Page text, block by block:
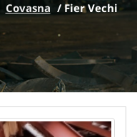
Covasna / Fier Vechi